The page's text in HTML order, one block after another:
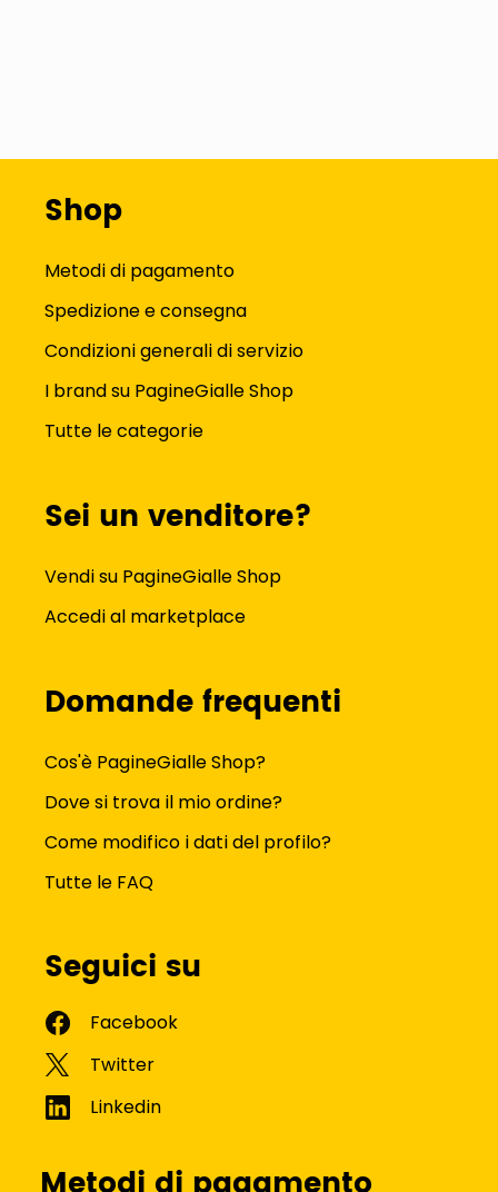
Shop
Metodi di pagamento
Spedizione e consegna
Condizioni generali di servizio
I brand su PagineGialle Shop
Tutte le categorie
Sei un venditore?
Vendi su PagineGialle Shop
Accedi al marketplace
Domande frequenti
Cos'è PagineGialle Shop?
Dove si trova il mio ordine?
Come modifico i dati del profilo?
Tutte le FAQ
Seguici su